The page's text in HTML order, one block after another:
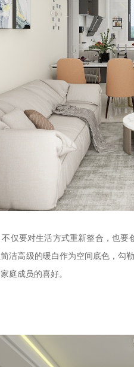
仅要对生活方式重新整合，也
洁高级的暖白作为空间底色，勾
庭成员的喜好。